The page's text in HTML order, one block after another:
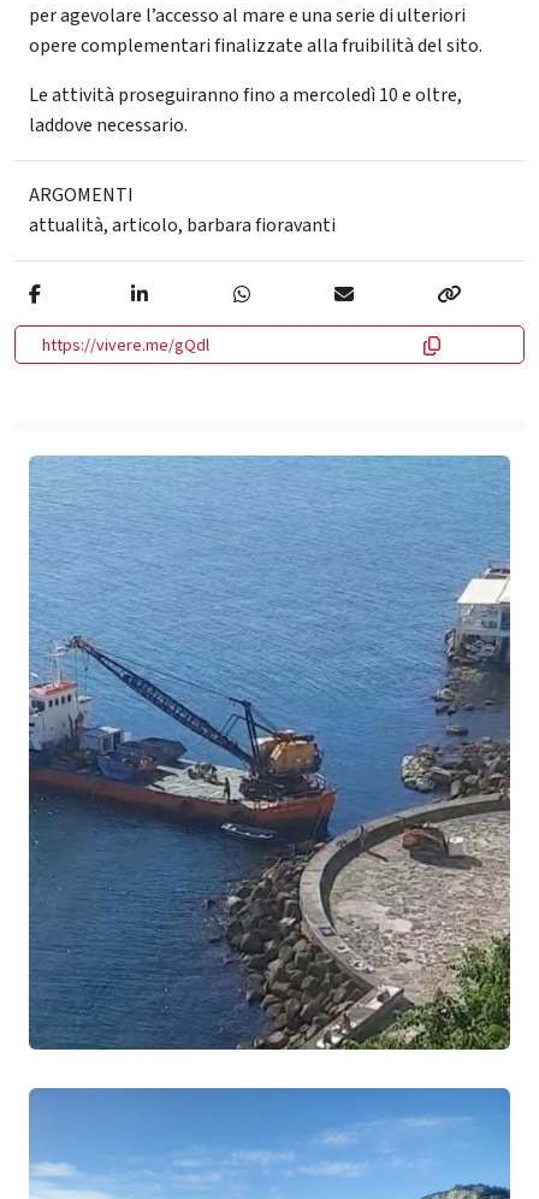
per agevolare l’accesso al mare e una serie di ulteriori
opere complementari finalizzate alla fruibilità del sito.
Le attività proseguiranno fino a mercoledì 10 e oltre,
laddove necessario.
ARGOMENTI
attualità,articolo, barbara fioravanti
https://vivere.me/gQdl